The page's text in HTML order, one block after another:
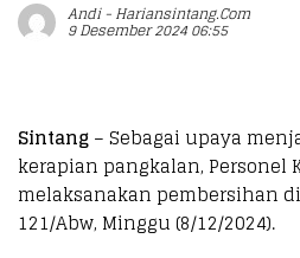
Andi - Hariansintang.com
9 Desember 2024 06:55
Sintang– Sebagai upaya
kerapian pangkalan, Personel
melaksanakan pembersihan
121/Abw, Minggu (8/12/2024).